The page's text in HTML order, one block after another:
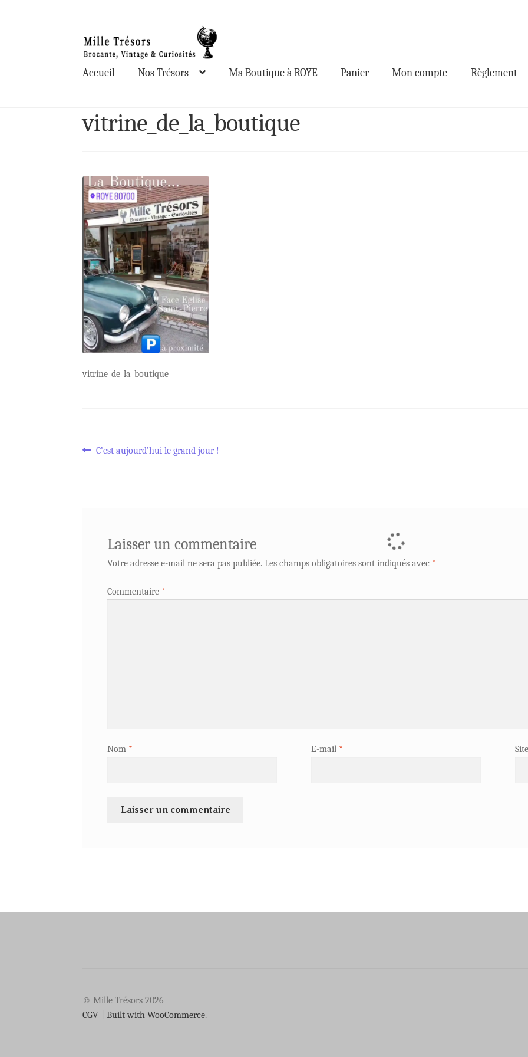
à
la
navigation
au
contenu
Accueil Nos Trésors Ma Boutique à ROYE Panier Mon compte Règlement
vitrine_de_la_boutique
vitrine_de_la_boutique
Navigation
Article
C’est aujourd’hui le grand jour !
Laisser un commentaire
Votre adresse e-mail ne sera pas publiée. Les champs obligatoires sont indiqués avec *
Commentaire *
Nom * E-mail *
© Mille Trésors 2026
CGV
Built with WooCommerce.